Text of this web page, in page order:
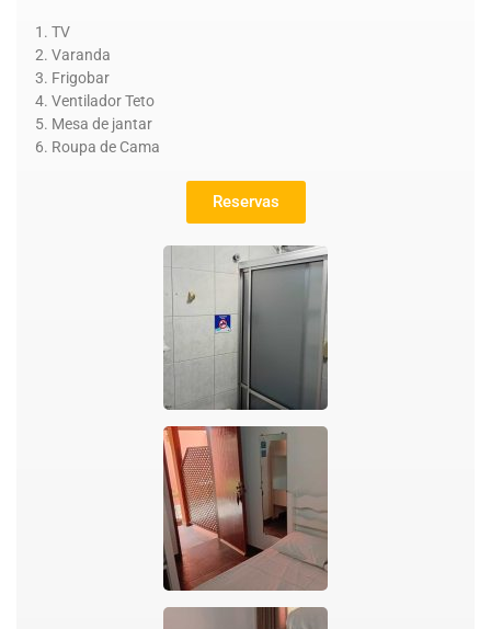
TV
Varanda
Frigobar
Ventilador Teto
Mesa de jantar
Roupa de Cama
Reservas